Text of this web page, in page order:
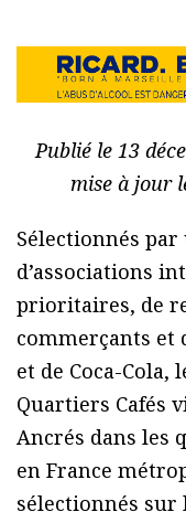
Publié le 13
mise à jour
Sélectionnés
d’associations
prioritaires, de
commerçants et
et de Coca-Cola,
Quartiers Cafés
Ancrés dans
en France
sélectionnés sur